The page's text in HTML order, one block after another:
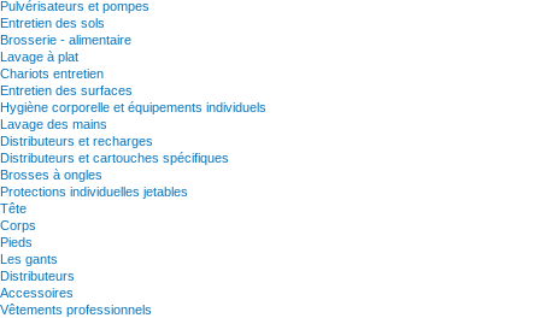
Pulvérisateurs et pompes
Entretien des sols
Brosserie - alimentaire
Lavage à plat
Chariots entretien
Entretien des surfaces
Hygiène corporelle et équipements individuels
Lavage des mains
Distributeurs et recharges
Distributeurs et cartouches spécifiques
Brosses à ongles
Protections individuelles jetables
Tête
Corps
Pieds
Les gants
Distributeurs
Accessoires
Vêtements professionnels